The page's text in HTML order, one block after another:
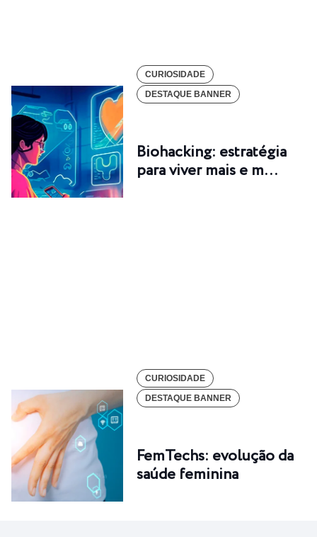
CURIOSIDADE
DESTAQUE BANNER
Biohacking: estratégia
para viver mais e m…
CURIOSIDADE
DESTAQUE BANNER
FemTechs: evolução da
saúde feminina